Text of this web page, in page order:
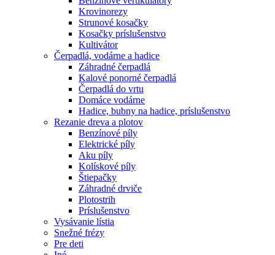
Krovinorezy
Strunové kosačky
Kosačky príslušenstvo
Kultivátor
Čerpadlá, vodárne a hadice
Záhradné čerpadlá
Kalové ponorné čerpadlá
Čerpadlá do vrtu
Domáce vodárne
Hadice, bubny na hadice, príslušenstvo
Rezanie dreva a plotov
Benzínové píly
Elektrické píly
Aku píly
Kolískové píly
Štiepačky
Záhradné drviče
Plotostrih
Príslušenstvo
Vysávanie lístia
Snežné frézy
Pre deti